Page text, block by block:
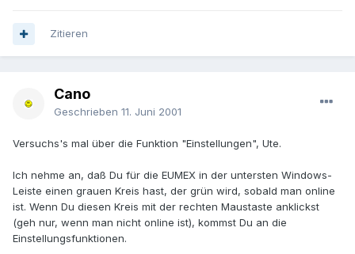
Zitieren
Cano
Geschrieben 11. Juni 2001
Versuchs's mal über die Funktion "Einstellungen", Ute.
Ich nehme an, daß Du für die EUMEX in der untersten Windows-
Leiste einen grauen Kreis hast, der grün wird, sobald man online
ist. Wenn Du diesen Kreis mit der rechten Maustaste anklickst
(geh nur, wenn man nicht online ist), kommst Du an die
Einstellungsfunktionen.